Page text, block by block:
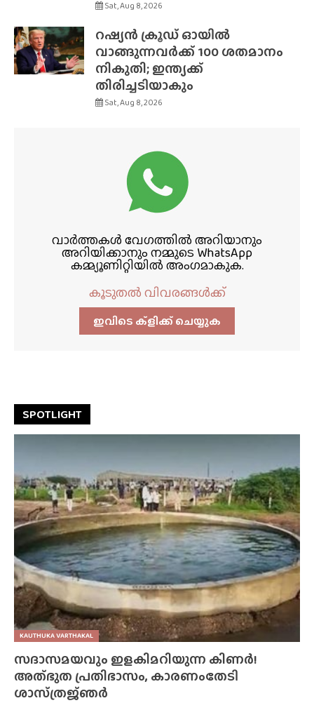
Sat, Aug 8, 2026
റഷ്യൻ ക്രൂഡ് ഓയിൽ
വാങ്ങുന്നവർക്ക് 100 ശതമാനം
നികുതി; ഇന്ത്യക്ക്
തിരിച്ചടിയാകും
Sat, Aug 8, 2026
വാർത്തകൾ വേഗത്തിൽ അറിയാനും
അറിയിക്കാനും നമ്മുടെ WhatsApp
കമ്മ്യൂണിറ്റിയിൽ അംഗമാകുക.
കൂടുതൽ വിവരങ്ങൾക്ക്
ഇവിടെ ക്ളിക്ക്‌ ചെയ്യുക
SPOTLIGHT
KAUTHUKA VARTHAKAL
സദാസമയവും ഇളകിമറിയുന്ന കിണർ!
അത്‌ഭുത പ്രതിഭാസം, കാരണംതേടി
ശാസ്‌ത്രജ്‌ഞർ